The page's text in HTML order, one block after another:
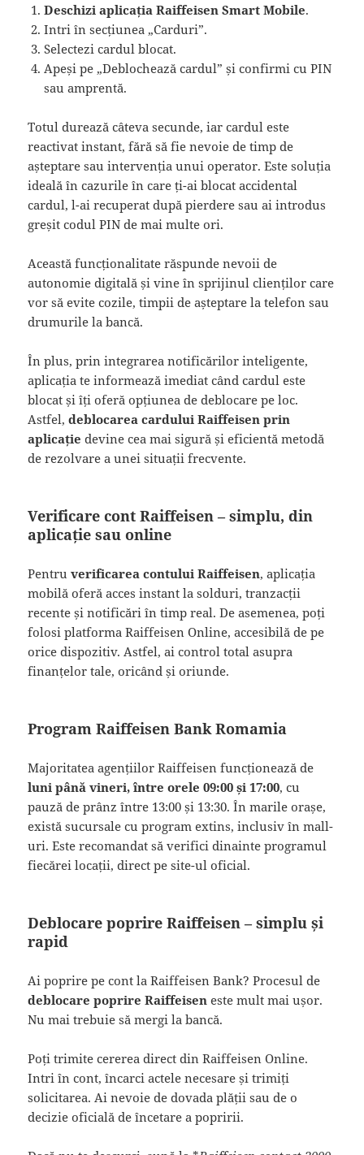
Deschizi aplicația Raiffeisen Smart Mobile.
Intri în secțiunea „Carduri”.
Selectezi cardul blocat.
Apeși pe „Deblochează cardul” și confirmi cu PIN
sau amprentă.
Totul durează câteva secunde, iar cardul este
reactivat instant, fără să fie nevoie de timp de
așteptare sau intervenția unui operator. Este soluția
ideală în cazurile în care ți-ai blocat accidental
cardul, l-ai recuperat după pierdere sau ai introdus
greșit codul PIN de mai multe ori.
Această funcționalitate răspunde nevoii de
autonomie digitală și vine în sprijinul clienților care
vor să evite cozile, timpii de așteptare la telefon sau
drumurile la bancă.
În plus, prin integrarea notificărilor inteligente,
aplicația te informează imediat când cardul este
blocat și îți oferă opțiunea de deblocare pe loc.
Astfel,deblocarea cardului Raiffeisen prin
aplicație devine cea mai sigură și eficientă metodă
de rezolvare a unei situații frecvente.
Verificare cont Raiffeisen – simplu, din
aplicație sau online
Pentruverificarea contului Raiffeisen, aplicația
mobilă oferă acces instant la solduri, tranzacții
recente și notificări în timp real. De asemenea, poți
folosi platforma Raiffeisen Online, accesibilă de pe
orice dispozitiv. Astfel, ai control total asupra
finanțelor tale, oricând și oriunde.
Program Raiffeisen Bank Romamia
Majoritatea agențiilor Raiffeisen funcționează de
luni până vineri, între orele 09:00 și 17:00, cu
pauză de prânz între 13:00 și 13:30. În marile orașe,
există sucursale cu program extins, inclusiv în mall-
uri. Este recomandat să verifici dinainte programul
fiecărei locații, direct pe site-ul oficial.
Deblocare poprire Raiffeisen – simplu și
rapid
Ai poprire pe cont la Raiffeisen Bank? Procesul de
deblocare poprire Raiffeisen este mult mai ușor.
Nu mai trebuie să mergi la bancă.
Poți trimite cererea direct din Raiffeisen Online.
Intri în cont, încarci actele necesare și trimiți
solicitarea. Ai nevoie de dovada plății sau de o
decizie oficială de încetare a popririi.